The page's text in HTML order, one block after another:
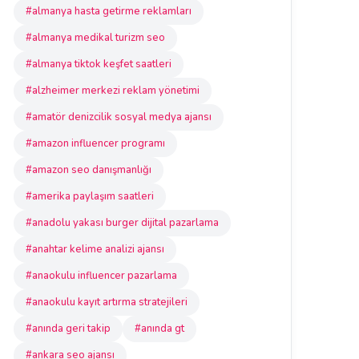
#almanya hasta getirme reklamları
#almanya medikal turizm seo
#almanya tiktok keşfet saatleri
#alzheimer merkezi reklam yönetimi
#amatör denizcilik sosyal medya ajansı
#amazon influencer programı
#amazon seo danışmanlığı
#amerika paylaşım saatleri
#anadolu yakası burger dijital pazarlama
#anahtar kelime analizi ajansı
#anaokulu influencer pazarlama
#anaokulu kayıt artırma stratejileri
#anında geri takip
#anında gt
#ankara seo ajansı